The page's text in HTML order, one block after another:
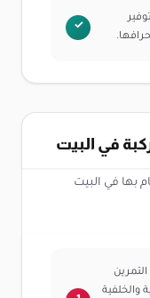
في البيت
بها في البيت
والخلفية